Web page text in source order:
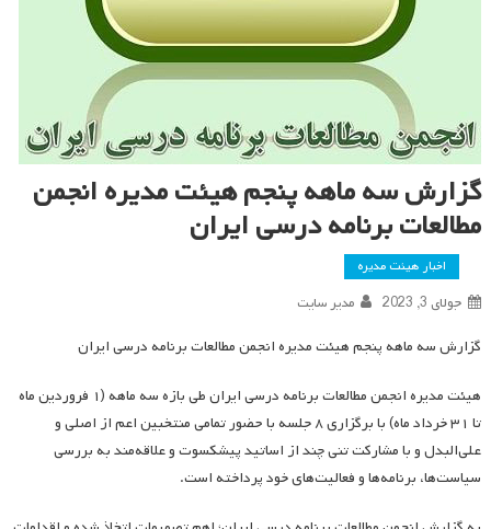
گزارش سه ماهه پنجم هیئت مدیره انجمن
مطالعات برنامه درسی ایران
اخبار هیئت مدیره
جولای 3, 2023 مدیر سایت
گزارش سه ماهه پنجم هیئت مدیره انجمن مطالعات برنامه درسی ایران
هیئت مدیره انجمن مطالعات برنامه درسی ایران طی بازه سه ماهه (۱ فروردین ماه
تا ۳۱ خرداد ماه) با برگزاری ۸ جلسه با حضور تمامی منتخبین اعم از اصلی و
علی‌البدل و با مشارکت تنی چند از اساتید پیشکسوت و علاقه‌مند به بررسی
سیاست‌ها، برنامه‌ها و فعالیت‌های خود پرداخته است.